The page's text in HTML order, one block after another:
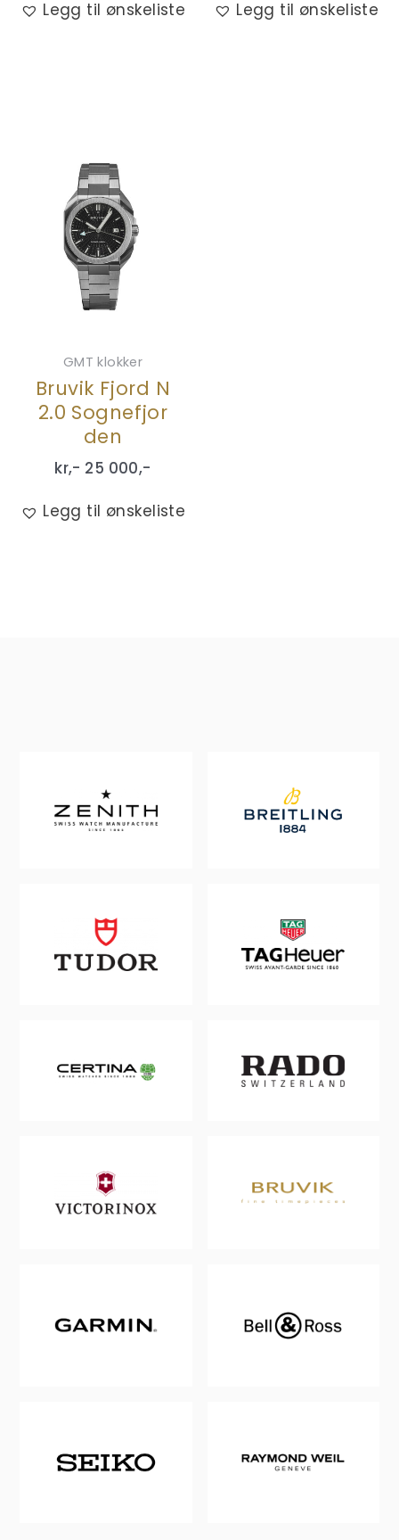
Legg til ønskeliste Legg til ønskeliste
GMT klokker
Bruvik Fjord N
2.0 Sognefjor
den
kr,- 25 000,-
Legg til ønskeliste